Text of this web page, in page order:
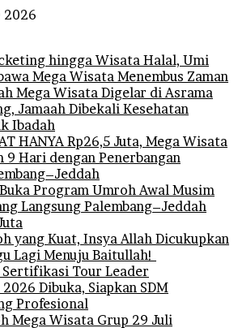
2026
hingga Wisata Halal, Umi
Mega Wisata Menembus Zaman
Mega Wisata Digelar di Asrama
Jamaah Dibekali Kesehatan
Ibadah
HANYA Rp26,5 Juta, Mega Wisata
9 Hari dengan Penerbangan
Program Umroh Awal Musim
Langsung Palembang–Jeddah
yang Kuat, Insya Allah Dicukupkan
Lagi Menuju Baitullah!
Sertifikasi Tour Leader
Dibuka, Siapkan SDM
Profesional
Mega Wisata Grup 29 Juli